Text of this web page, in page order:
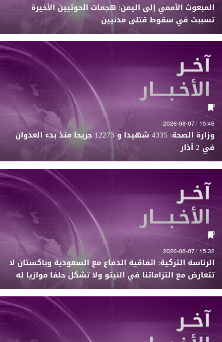
المبعوث الأممي إلى اليمن: هجمات الحوثيين الأخيرة
تسببت في سقوط قتلى مدنيين
15:46 | 2026-08-07
وزارة الصحة: 4335 شهيدا و 12273 جريحا منذ بدء العدوان
في 2 آذار
15:32 | 2026-08-07
الرئاسة التركية: اتفاقية الدفاع مع السعودية وباكستان لا
تتعارض مع التزاماتنا في النيتو ولا تشكل حلفا موازيا له